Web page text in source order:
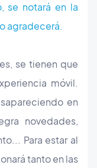
se notará en la
agradecerá.
se tienen que
móvil.
en
novedades,
Para estar al
tanto en las